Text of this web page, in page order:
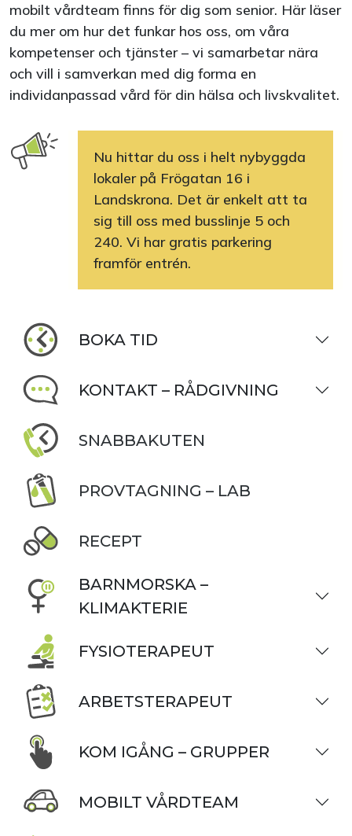
mobilt vårdteam finns för dig som senior. Här läser
du mer om hur det funkar hos oss, om våra
kompetenser och tjänster – vi samarbetar nära
och vill i samverkan med dig forma en
individanpassad vård för din hälsa och livskvalitet.
Nu hittar du oss i helt nybyggda
lokaler på Frögatan 16 i
Landskrona. Det är enkelt att ta
sig till oss med busslinje 5 och
240. Vi har gratis parkering
framför entrén.
BOKA TID
KONTAKT – RÅDGIVNING
SNABBAKUTEN
PROVTAGNING – LAB
RECEPT
BARNMORSKA –
KLIMAKTERIE
FYSIOTERAPEUT
ARBETSTERAPEUT
KOM IGÅNG – GRUPPER
MOBILT VÅRDTEAM